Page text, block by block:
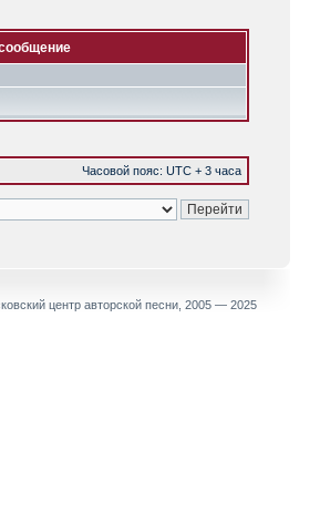
Часовой пояс: UTC + 3 часа
центр авторской песни, 2005 — 2025